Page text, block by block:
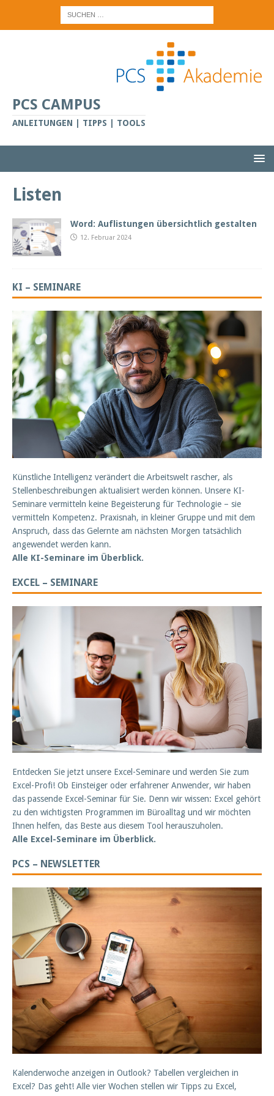
PCS CAMPUS
ANLEITUNGEN | TIPPS | TOOLS
Listen
Word: Auflistungen übersichtlich gestalten
12. Februar 2024
KI – SEMINARE
Künstliche Intelligenz verändert die Arbeitswelt rascher, als
Stellenbeschreibungen aktualisiert werden können. Unsere KI-
Seminare vermitteln keine Begeisterung für Technologie – sie
vermitteln Kompetenz. Praxisnah, in kleiner Gruppe und mit dem
Anspruch, dass das Gelernte am nächsten Morgen tatsächlich
angewendet werden kann.
Alle KI-Seminare im Überblick.
EXCEL – SEMINARE
Entdecken Sie jetzt unsere Excel-Seminare und werden Sie zum
Excel-Profi! Ob Einsteiger oder erfahrener Anwender, wir haben
das passende Excel-Seminar für Sie. Denn wir wissen: Excel gehört
zu den wichtigsten Programmen im Büroalltag und wir möchten
Ihnen helfen, das Beste aus diesem Tool herauszuholen.
Alle Excel-Seminare im Überblick.
PCS – NEWSLETTER
Kalenderwoche anzeigen in Outlook? Tabellen vergleichen in
Excel? Das geht! Alle vier Wochen stellen wir Tipps zu Excel,